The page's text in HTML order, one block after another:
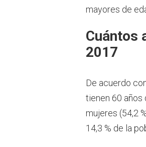
mayores de
Cuántos
2017
De acuerdo
tienen 60 años
mujeres (54,2
14,3 % de la